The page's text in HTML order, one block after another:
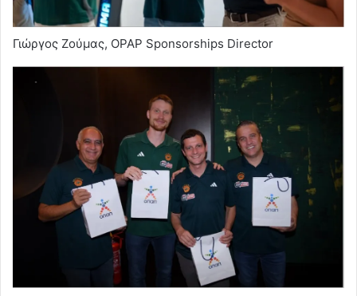
Γιώργος Ζούμας, OPAP Sponsorships Director